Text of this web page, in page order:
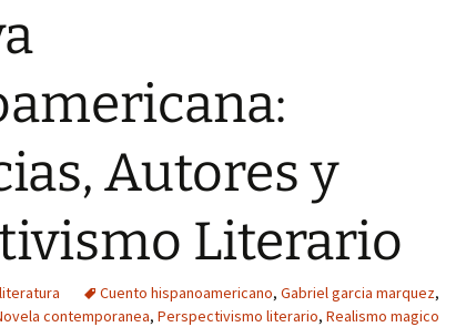
Autores y
Literario
Cuento hispanoamericano, Gabriel garcia marquez,
contemporanea, Perspectivismo literario, Realismo magico